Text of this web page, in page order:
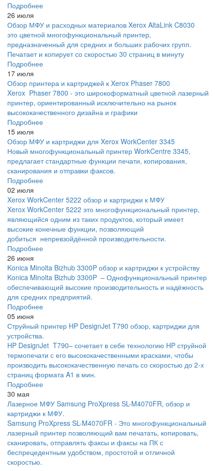
Подробнее
26 июля
Обзор МФУ и расходных материалов Xerox AltaLink C8030
это цветной многофункциональный принтер,
предназначенный для средних и больших рабочих групп.
Печатает и копирует со скоростью 30 страниц в минуту
Подробнее
17 июля
Обзор принтера и картриджей к Xerox Phaser 7800
Xerox Phaser 7800 - это широкоформатный цветной лазерный
принтер, ориентированный исключительно на рынок
высококачественного дизайна и графики
Подробнее
15 июля
Обзор МФУ и картриджи для Xerox WorkCenter 3345
Новый многофункциональный принтер WorkCentre 3345,
предлагает стандартные функции печати, копирования,
сканирования и отправки факсов.
Подробнее
02 июля
Xerox WorkCenter 5222 обзор и картриджи к МФУ
Xerox WorkCenter 5222 это многофункциональный принтер,
являющийся одним из таких продуктов, который имеет
высокие конечные функции, позволяющий
добиться непревзойдённой производительности.
Подробнее
26 июня
Konica Minolta Bizhub 3300P обзор и картриджи к устройству
Konica Minolta Bizhub 3300P – Однофункциональный принтер
обеспечивающий высокие производительность и надёжность
для средних предприятий.
Подробнее
05 июня
Струйный принтер HP DesignJet T790 обзор, картриджи для
устройства.
HP DesignJet T790– сочетает в себе технологию HP струйной
термопечати с его высококачественными красками, чтобы
производить высококачественную печать со скоростью до 2-х
страниц формата A1 в мин.
Подробнее
30 мая
Лазерное МФУ Samsung ProXpress SL-M4070FR, обзор и
картриджи к МФУ.
Samsung ProXpress SL-M4070FR - Это многофункциональный
лазерный принтер позволяющий вам печатать, копировать,
сканировать, отправлять факсы и факсы на ПК с
беспрецедентным удобством, простотой и отличной
скоростью.